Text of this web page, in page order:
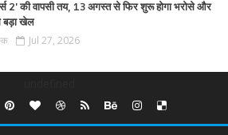
2' की वापसी तय, 13 अगस्त से फिर शुरू होगा भरोसे और
बड़ा खेल
Jul 27, 2026